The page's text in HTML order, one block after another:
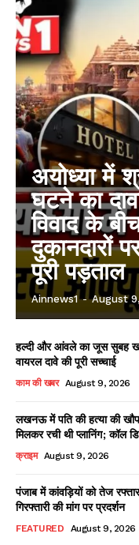
Facebook
X
अयोध्या में
घटने का
विवाद के
दुकानदारों
पूरी पड़ताल
Ainnews1 - August
हल्दी और आंवले का जूस सुबह
वायरल दावे की पूरी सच्चाई
काम की खबर August 9, 2026
लखनऊ में पति की हत्या की
मिलकर रची थी प्लानिंग; कॉल
क्राइम August 9, 2026
पंजाब में कांवड़ियों को तेज
गिरफ्तारी की मांग पर प्रदर्शन
FEATURED August 9, 2026